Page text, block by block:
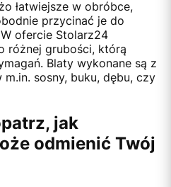
łatwiejsze w obróbce,
przycinać je do
ofercie Stolarz24
różnej grubości, którą
Blaty wykonane są z
sosny, buku, dębu, czy
jak
odmienić Twój